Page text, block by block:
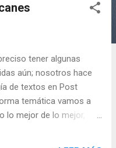
tener algunas
aún; nosotros hace
de textos en Post
temática vamos a
lo mejor de lo mejor,